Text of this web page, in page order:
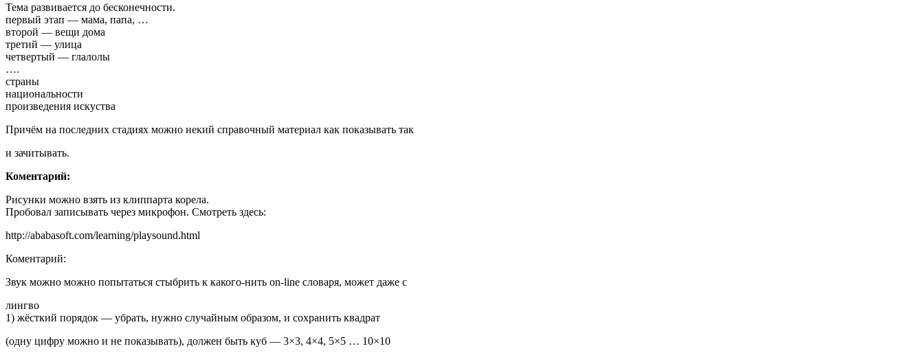
Тема развивается до бесконечности.
первый этап — мама, папа, …
второй — вещи дома
третий — улица
четвертый — глалолы
….
страны
национальности
произведения искуства
Причём на последних стадиях можно некий справочный материал как показывать так
и зачитывать.
Коментарий:
Рисунки можно взять из клиппарта корела.
Пробовал записывать через микрофон. Смотреть здесь:
http://ababasoft.com/learning/playsound.html
Коментарий:
Звук можно можно попытаться стыбрить к какого-нить on-line словаря, может даже с
лингво
1) жёсткий порядок — убрать, нужно случайным образом, и сохранить квадрат
(одну цифру можно и не показывать), должен быть куб — 3×3, 4×4, 5×5 … 10×10